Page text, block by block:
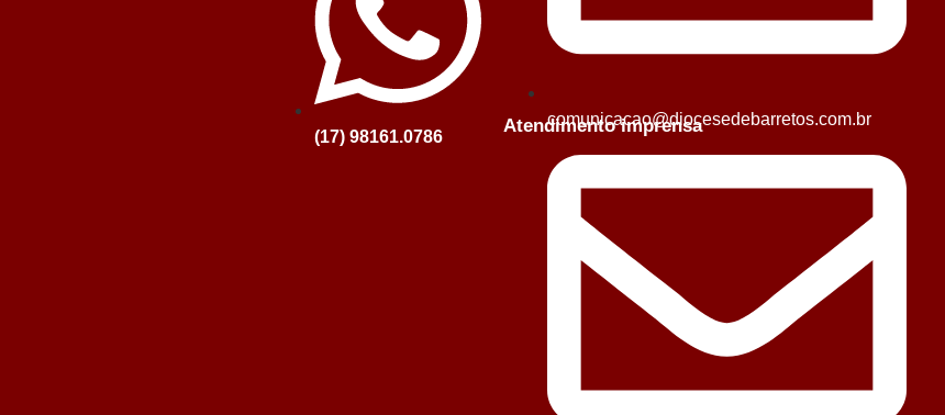
(17) 98161.0786
comunicacao@diocesedebarretos.com.br
Atendimento imprensa